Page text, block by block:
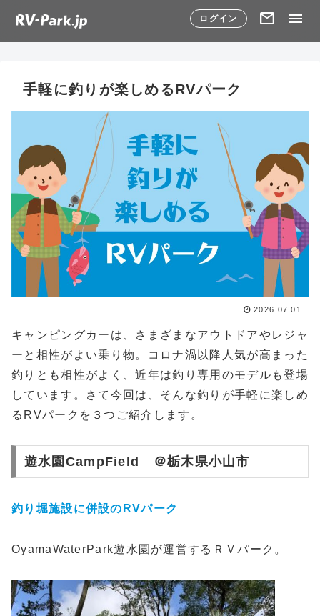
ログイン mail menu
手軽に釣りが楽しめるRVパーク
2026.07.01
キャンピングカーは、さまざまなアウトドアやレジャ
ーと相性がよい乗り物。コロナ渦以降人気が高まった
釣りとも相性がよく、近年は釣り専用のモデルも登場
しています。さて今回は、そんな釣りが手軽に楽しめ
るRVパークを３つご紹介します。
遊水園CampField ＠栃木県小山市
釣り堀施設に併設のRVパーク
OyamaWaterPark遊水園が運営するＲＶパーク。